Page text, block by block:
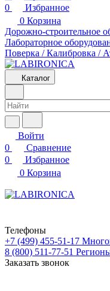
0
Избранное
0 Корзина
Дорожно-строительное
Лабораторное
Поверка / Калибровка /
Каталог
Войти
0
Сравнение
0
Избранное
0 Корзина
Телефоны
+7 (499) 455-51-17
8 (800) 511-77-51
Заказать звонок